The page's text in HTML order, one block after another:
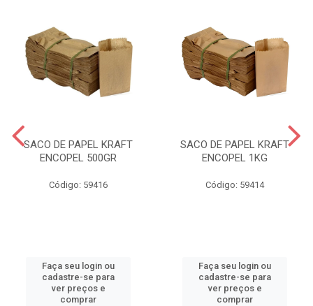
SACO DE PAPEL KRAFT
ENCOPEL 500GR
Código: 59416
Faça seu login ou
cadastre-se para
ver preços e
comprar
SACO DE PAPEL KRAFT
ENCOPEL 1KG
Código: 59414
Faça seu login ou
cadastre-se para
ver preços e
comprar